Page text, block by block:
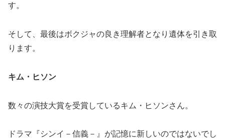
す。
そして、最後はボクジャの良き理解者となり遺体を引き取
ります。
キム・ヒソン
数々の演技大賞を受賞しているキム・ヒソンさん。
ドラマ『シンイ－信義－』が記憶に新しいのではないでし